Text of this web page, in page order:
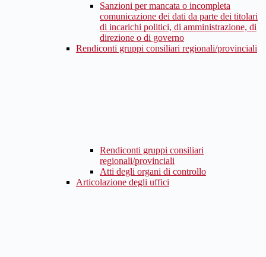
Sanzioni per mancata o incompleta
comunicazione dei dati da parte dei titolari
di incarichi politici, di amministrazione, di
direzione o di governo
Rendiconti gruppi consiliari regionali/provinciali
Rendiconti gruppi consiliari
regionali/provinciali
Atti degli organi di controllo
Articolazione degli uffici